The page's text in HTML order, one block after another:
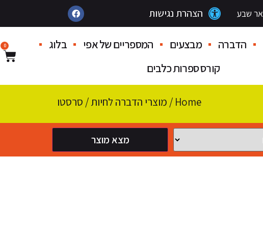
הצהרת נגישות
הדברה מבצעים המספריים של אפי
בלוג
קורס ספרות כלבים
0
Home
/ מוצרי הדברה לחיות/ סרסטו
מצא מוצר